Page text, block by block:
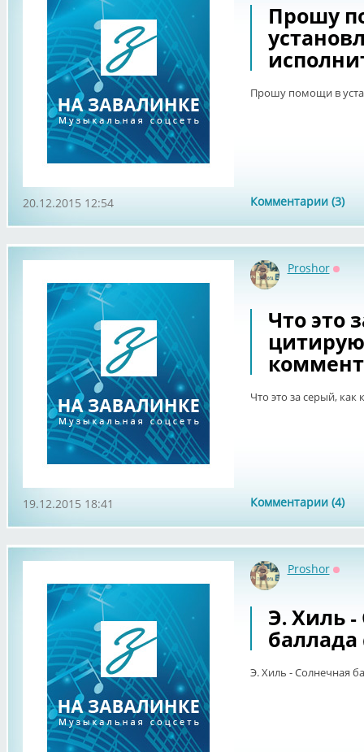
Прошу
Прошу помощи в
Комментарии (3)
20.12.2015 12:54
Proshor
Что это
Что это за серый,
Комментарии (4)
19.12.2015 18:41
Proshor
Э. Хиль
баллада
Э. Хиль - Солнечная